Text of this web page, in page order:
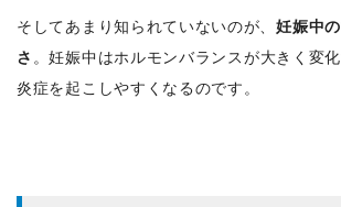
そしてあまり知られていないのが、妊娠中
さ 。妊娠中はホルモンバランスが大きく変
炎症を起こしやすくなるのです。